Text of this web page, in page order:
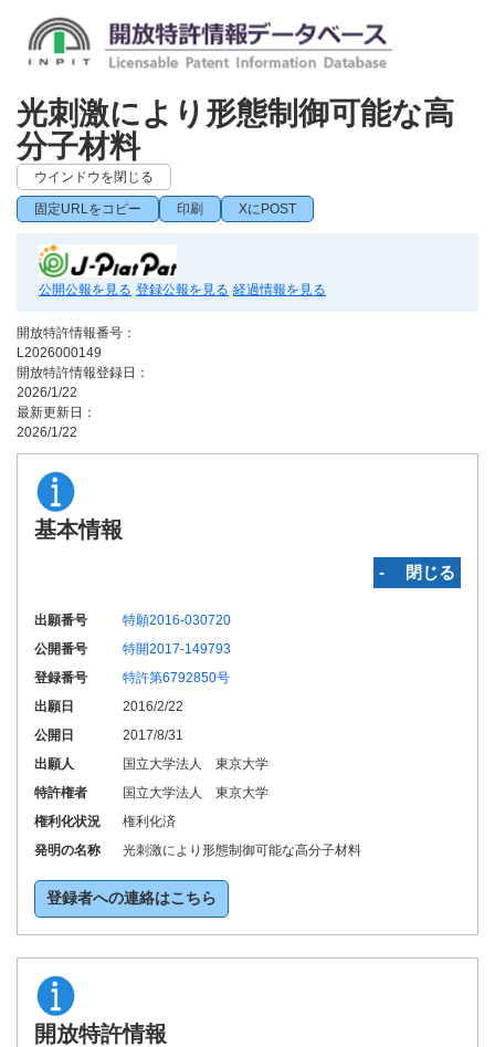
光刺激により形態制御可能な高
分子材料
ウインドウを閉じる
固定URLをコピー 印刷 XにPOST
公開公報を見る 登録公報を見る 経過情報を見る
開放特許情報番号：
L2026000149
開放特許情報登録日：
2026/1/22
最新更新日：
2026/1/22
基本情報
‐ 閉じる
出願番号
特願2016-030720
公開番号
特開2017-149793
登録番号
特許第6792850号
出願日
2016/2/22
公開日
2017/8/31
出願人
国立大学法人 東京大学
特許権者
国立大学法人 東京大学
権利化状況
権利化済
発明の名称
光刺激により形態制御可能な高分子材料
登録者への連絡はこちら
開放特許情報